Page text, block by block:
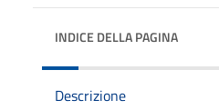
INDICE DELLA PAGINA
Descrizione